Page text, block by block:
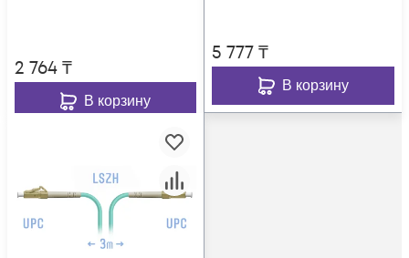
2 764₸
В корзину
5 777₸
В корзину